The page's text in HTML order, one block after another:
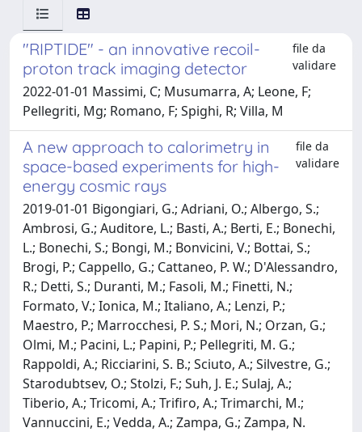
"RIPTIDE" - an innovative recoil-
proton track imaging detector
file da
validare
2022-01-01 Massimi, C; Musumarra, A; Leone, F;
Pellegriti, Mg; Romano, F; Spighi, R; Villa, M
A new approach to calorimetry in
space-based experiments for high-
energy cosmic rays
file da
validare
2019-01-01 Bigongiari, G.; Adriani, O.; Albergo, S.;
Ambrosi, G.; Auditore, L.; Basti, A.; Berti, E.; Bonechi,
L.; Bonechi, S.; Bongi, M.; Bonvicini, V.; Bottai, S.;
Brogi, P.; Cappello, G.; Cattaneo, P. W.; D'Alessandro,
R.; Detti, S.; Duranti, M.; Fasoli, M.; Finetti, N.;
Formato, V.; Ionica, M.; Italiano, A.; Lenzi, P.;
Maestro, P.; Marrocchesi, P. S.; Mori, N.; Orzan, G.;
Olmi, M.; Pacini, L.; Papini, P.; Pellegriti, M. G.;
Rappoldi, A.; Ricciarini, S. B.; Sciuto, A.; Silvestre, G.;
Starodubtsev, O.; Stolzi, F.; Suh, J. E.; Sulaj, A.;
Tiberio, A.; Tricomi, A.; Trifiro, A.; Trimarchi, M.;
Vannuccini, E.; Vedda, A.; Zampa, G.; Zampa, N.